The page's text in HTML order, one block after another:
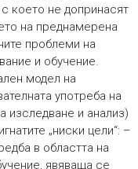
което не допринасят
на преднамерена
проблеми на
и обучение.
модел на
употреба на
изследване и анализ)
„ниски цели“: –
в областта на
явяваща се